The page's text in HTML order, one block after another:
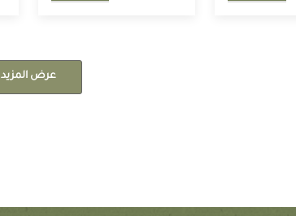
عرض المزيد